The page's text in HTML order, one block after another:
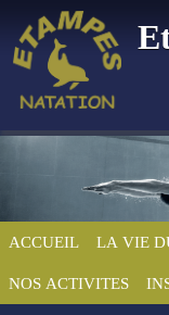
ACCUEIL LA VIE
NOS ACTIVITES
Panneau de gestion des